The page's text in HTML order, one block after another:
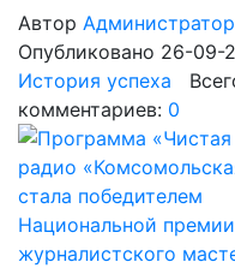
Автор
Опубликовано 26-09-
История успеха
комментариев: 0